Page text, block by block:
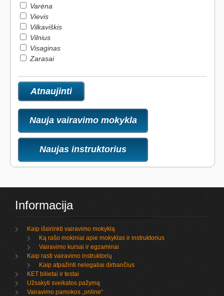
Varėna
Vievis
Vilkaviškis
Vilnius
Visaginas
Zarasai
Nauja vairavimo mokykla
Naujas instruktorius
Informacija
Kaip išsirinkti vairavimo mokyklą
Ką rašo mokiniai apie mokyklas ir instruktorius
Vairavimo kursai ir egzaminai
Kaip rasti vairavimo instruktorių
Kaip atpažinti nelegaliai dirbančius
KET bilietai ir testai
Užsakyti sveikatos pažymą
Vairavimo pamokos „online“